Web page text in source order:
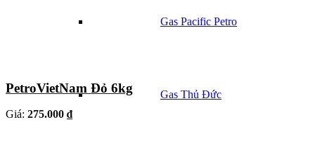
Gas Pacific Petro
Gas Thủ Đức
PetroVietNam Đỏ 6kg
Giá: 275.000 ₫